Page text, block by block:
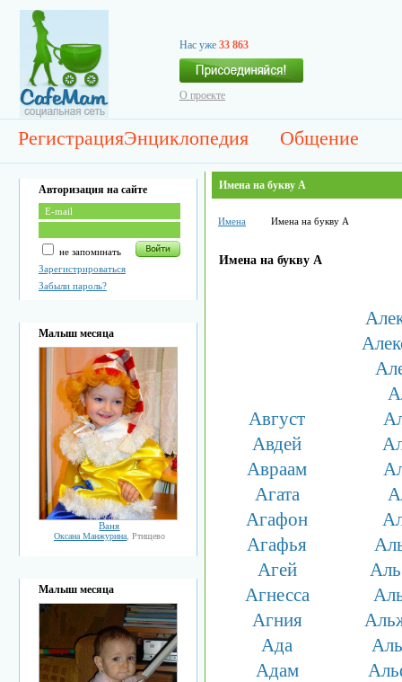
Нас уже 33 863
О проекте
РегистрацияЭнциклопедия Общение
Авторизация на сайте
не запоминать
Зарегистрироваться
Забыли пароль?
Малыш месяца
Ваня
Оксана Манжурина, Ртищево
Малыш месяца
Имена на букву А
Имена Имена на букву А
Имена на букву А
Август
Авдей
Авраам
Агата
Агафон
Агафья
Агей
Агнесса
Агния
Ада
Адам